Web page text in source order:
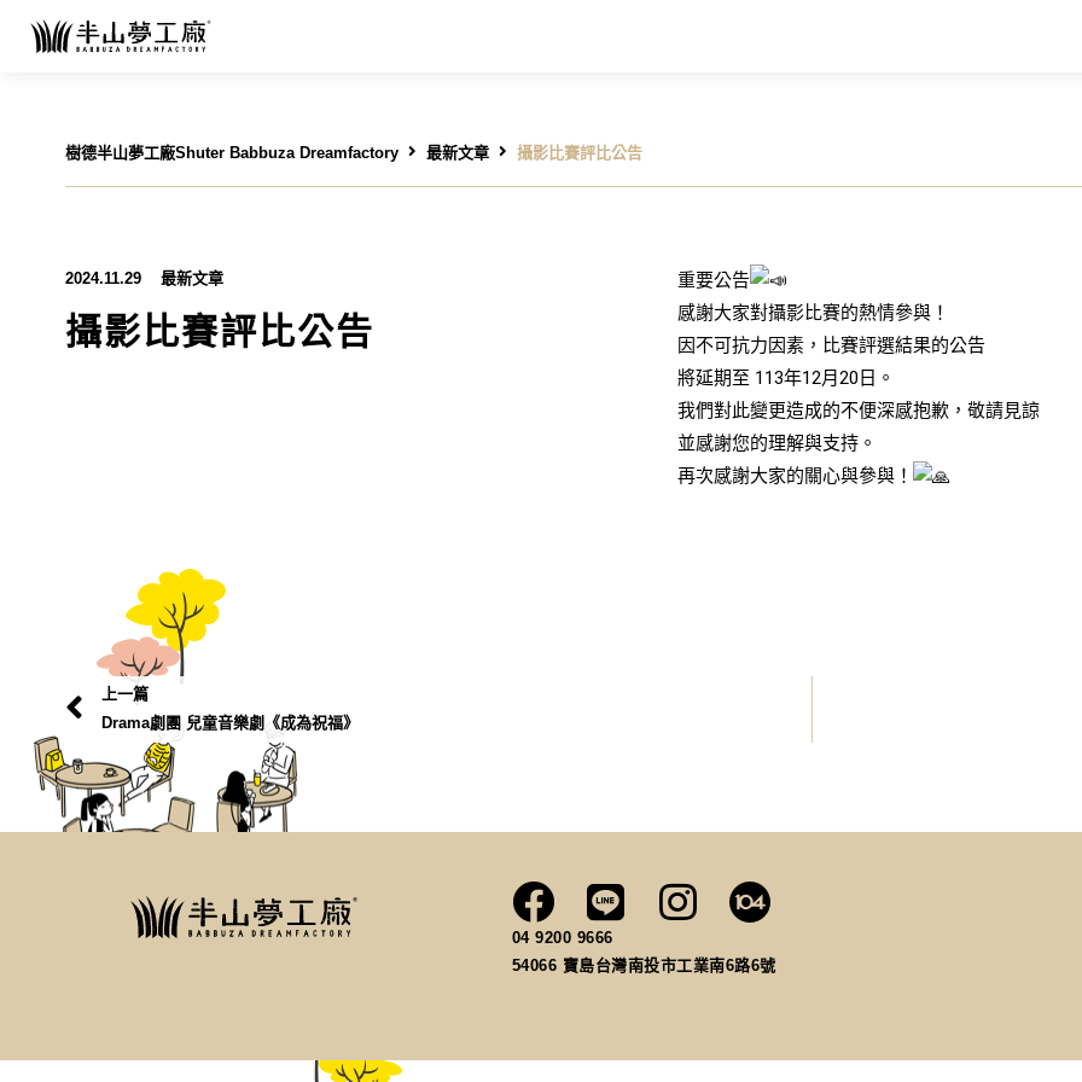
樹德半山夢工廠Shuter Babbuza Dreamfactory 最新文章 攝影比賽評比公告
2024.11.29 最新文章
攝影比賽評比公告
重要公告
感謝大家對攝影比賽的熱情參與！
因不可抗力因素，比賽評選結果的公告
將延期至 113年12月20日。
我們對此變更造成的不便深感抱歉，敬請見諒
並感謝您的理解與支持。
再次感謝大家的關心與參與！
上一篇
Drama劇團 兒童音樂劇《成為祝福》
04 9200 9666
54066 寶島台灣南投市工業南6路6號